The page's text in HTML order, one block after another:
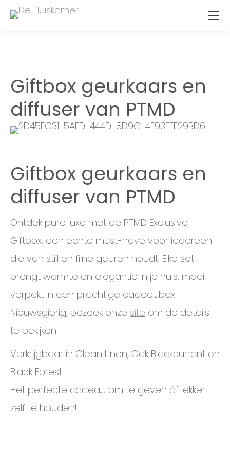
Giftbox geurkaars en
diffuser van PTMD
Giftbox geurkaars en
diffuser van PTMD
Ontdek pure luxe met de PTMD Exclusive
Giftbox, een echte must-have voor iedereen
die van stijl en fijne geuren houdt. Elke set
brengt warmte en elegantie in je huis, mooi
verpakt in een prachtige cadeaubox.
Nieuwsgierig, bezoek onze site om de details
te bekijken.
Verkrijgbaar in Clean Linen, Oak Blackcurrant en
Black Forest.
Het perfecte cadeau om te geven óf lekker
zelf te houden!